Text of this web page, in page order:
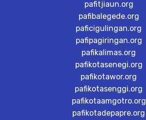
pafitjiaun.org
pafibalegede.org
paficigulingan.org
pafipagiringan.org
pafikalimas.org
pafikotasenegi.org
pafikotawor.org
pafikotasenggi.org
pafikotaamgotro.org
pafikotadepapre.org